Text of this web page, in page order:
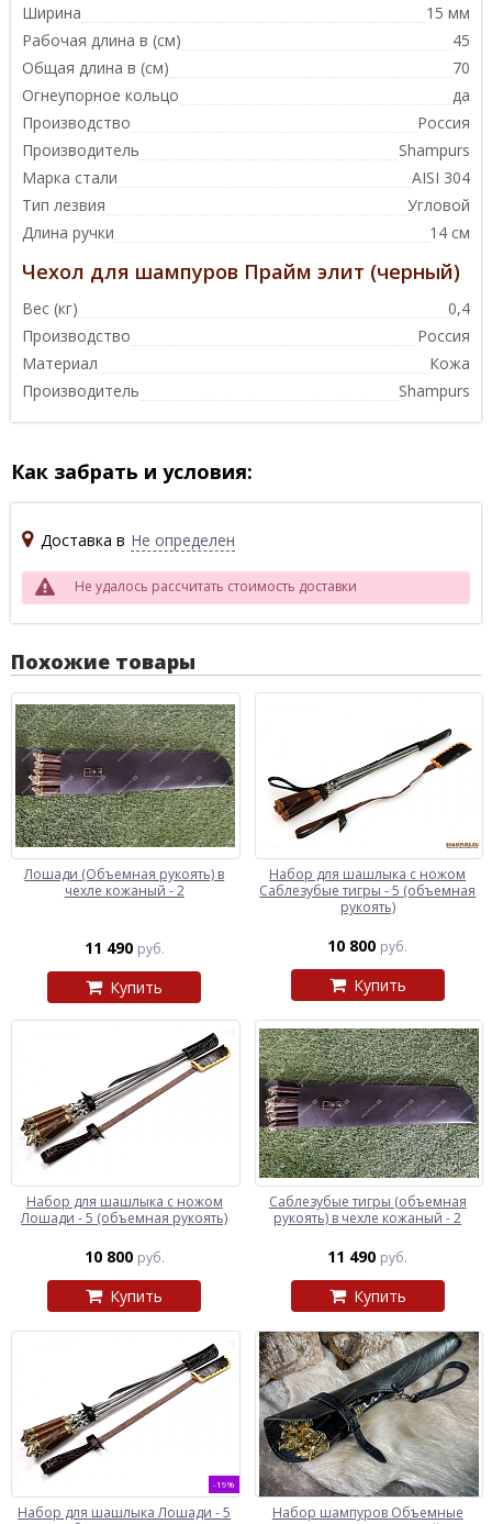
Ширина
15 мм
Рабочая длина в (см)
45
Общая длина в (см)
70
Огнеупорное кольцо
да
Производство
Россия
Производитель
Shampurs
Марка стали
AISI 304
Тип лезвия
Угловой
Длина ручки
14 см
Чехол для шампуров Прайм элит (черный)
Вес (кг)
0,4
Производство
Россия
Материал
Кожа
Производитель
Shampurs
Как забрать и условия:
Доставка в Не определен
Не удалось рассчитать стоимость доставки
Похожие товары
Лошади (Объемная рукоять) в
чехле кожаный - 2
11 490 руб.
Купить
Набор для шашлыка c ножом
Саблезубые тигры - 5 (объемная
рукоять)
10 800 руб.
Купить
Набор для шашлыка c ножом
Лошади - 5 (объемная рукоять)
10 800 руб.
Купить
Саблезубые тигры (объемная
рукоять) в чехле кожаный - 2
11 490 руб.
Купить
-19%
Набор для шашлыка Лошади - 5
Набор шампуров Объемные